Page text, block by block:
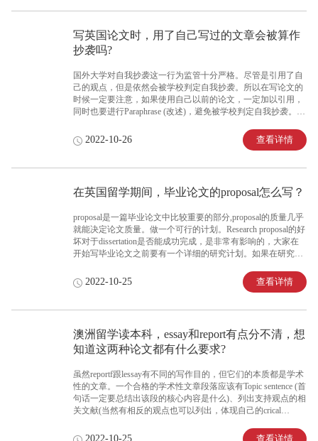
写英国论文时，用了自己写过的文章会被算作
抄袭吗?
国外大学对自我抄袭这一行为监管十分严格。尽管是引用了自
己的观点，但是依然会被学校判定自我抄袭。所以在写论文的
时候一定要注意，如果使用自己以前的论文，一定加以引用，
同时也要进行Paraphrase (改述)，避免被学校判定自我抄袭。留
他人的论文，在论文中介绍别人的成果时，要经过自己的理
解，运用自己的语言;其次在论文中改写他人观点，需要标明引
2022-10-26 查看详情
在英国留学期间，毕业论文的proposal怎么写？
proposal是一篇毕业论文中比较重要的部分,proposal的质量几乎
就能决定论文质量。做一个可行的计划。Research proposal的好
坏对于dissertation是否能成功完成，是非常有影响的，大家在
开始写毕业论文之前要有一个详细的研究计划。如果在研究计
2022-10-25 查看详情
澳洲留学读本科，essay和report有点分不清，想
知道这两种论文都有什么要求?
虽然reportf跟lessay有不同的写作目的，但它们的本质都是学术
性的文章。一个合格的学术性文章段落应该有Topic sentence (首
句话一定要总结出该段的核心内容是什么)、列出支持观点的相
关文献(当然有相反的观点也可以列出，体现自己的crical
的相关案例)。如果再有相关文献支持自己的分析更能体现自己
2022-10-25 查看详情